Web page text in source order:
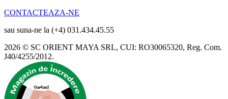
CONTACTEAZA-NE
sau suna-ne la (+4) 031.434.45.55
2026 © SC ORIENT MAYA SRL, CUI: RO30065320, Reg. Com.
J40/4255/2012.